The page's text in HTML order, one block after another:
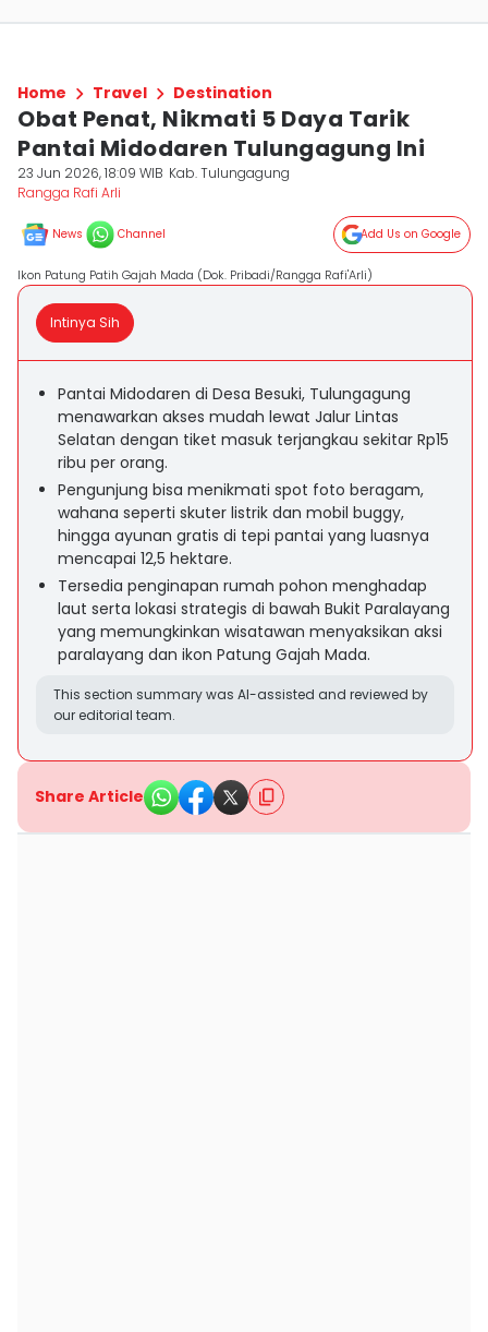
Home Travel Destination
Obat Penat, Nikmati 5 Daya Tarik
Pantai Midodaren Tulungagung Ini
23 Jun 2026, 18:09 WIB Kab. Tulungagung
Rangga Rafi Arli
News Channel Add Us on Google
Ikon Patung Patih Gajah Mada (Dok. Pribadi/Rangga Rafi'Arli)
Intinya Sih
Pantai Midodaren di Desa Besuki, Tulungagung
menawarkan akses mudah lewat Jalur Lintas
Selatan dengan tiket masuk terjangkau sekitar Rp15
ribu per orang.
Pengunjung bisa menikmati spot foto beragam,
wahana seperti skuter listrik dan mobil buggy,
hingga ayunan gratis di tepi pantai yang luasnya
mencapai 12,5 hektare.
Tersedia penginapan rumah pohon menghadap
laut serta lokasi strategis di bawah Bukit Paralayang
yang memungkinkan wisatawan menyaksikan aksi
paralayang dan ikon Patung Gajah Mada.
This section summary was AI-assisted and reviewed by
our editorial team.
Share Article